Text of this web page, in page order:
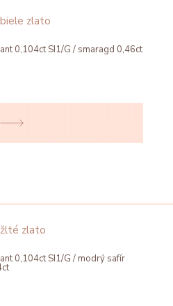
zlato
0,104ct SI1/G / smaragd 0,46ct
zlato
0,104ct SI1/G / modrý safír